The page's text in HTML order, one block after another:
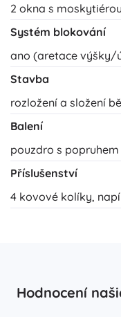
2 okna s moskytiérou
Systém blokování
ano (aretace výšky/
Stavba
rozložení a složení
Balení
pouzdro s
Příslušenství
4 kovové kolíky,
Hodnocení